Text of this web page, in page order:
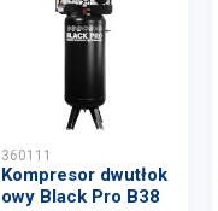
360111
Kompresor dwutłok
owy Black Pro B38